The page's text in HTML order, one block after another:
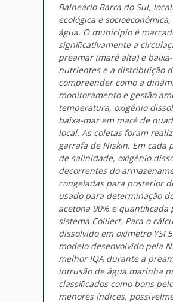
Balneário Barra do Sul,
ecológica e
água. O município é
signiﬁcativamente a
preamar (maré alta) e
nutrientes e a distribuição
compreender como a
monitoramento e gestão
temperatura, oxigênio
baixa-mar em maré de
local. As coletas foram
garrafa de Niskin. Em cada
de salinidade, oxigênio
decorrentes do
congeladas para posterior
usado para determinação
acetona 90% e
sistema Colilert. Para o
dissolvido em oxímetro YSI
modelo desenvolvido pela
melhor IQA durante a
intrusão de água marinha
classiﬁcados como bons
menores índices,